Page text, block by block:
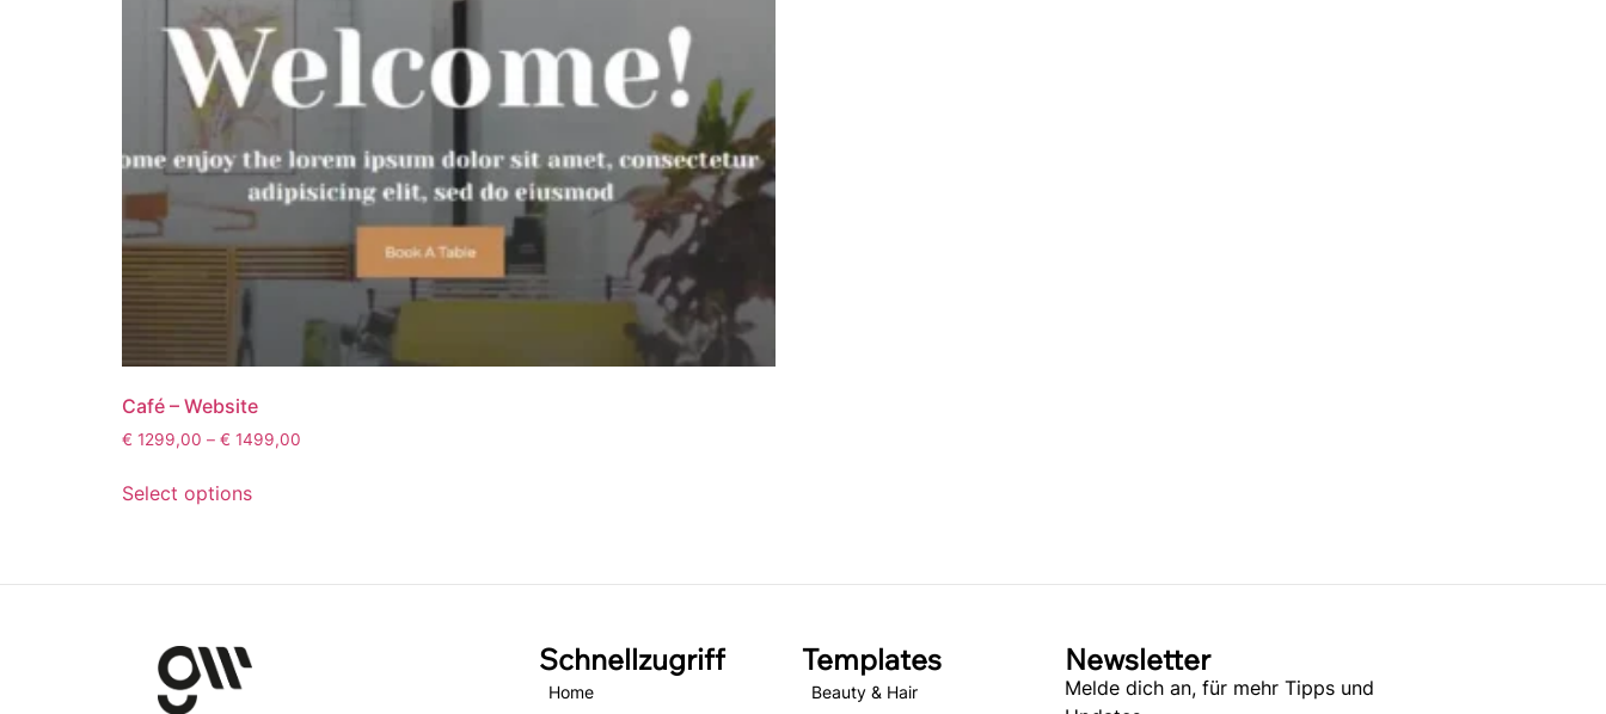
Café – Website
€ 1299,00 – € 1499,00
Select options
Schnellzugriff
Home
Templates
Beauty & Hair
Newsletter
Melde dich an, für mehr Tipps und